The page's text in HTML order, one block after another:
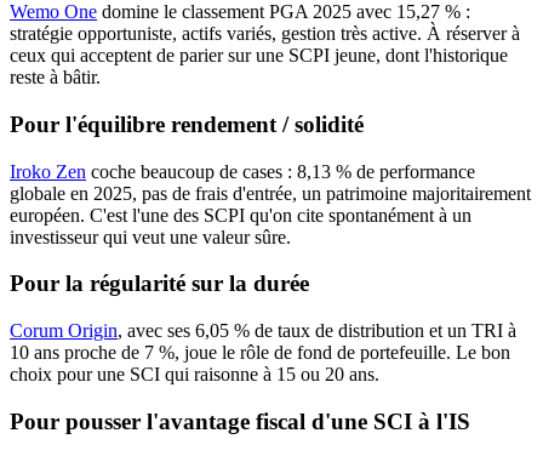
Wemo One domine le classement PGA 2025 avec 15,27 % :
stratégie opportuniste, actifs variés, gestion très active. À réserver à
ceux qui acceptent de parier sur une SCPI jeune, dont l'historique
reste à bâtir.
Pour l'équilibre rendement / solidité
Iroko Zen coche beaucoup de cases : 8,13 % de performance
globale en 2025, pas de frais d'entrée, un patrimoine majoritairement
européen. C'est l'une des SCPI qu'on cite spontanément à un
investisseur qui veut une valeur sûre.
Pour la régularité sur la durée
Corum Origin, avec ses 6,05 % de taux de distribution et un TRI à
10 ans proche de 7 %, joue le rôle de fond de portefeuille. Le bon
choix pour une SCI qui raisonne à 15 ou 20 ans.
Pour pousser l'avantage fiscal d'une SCI à l'IS